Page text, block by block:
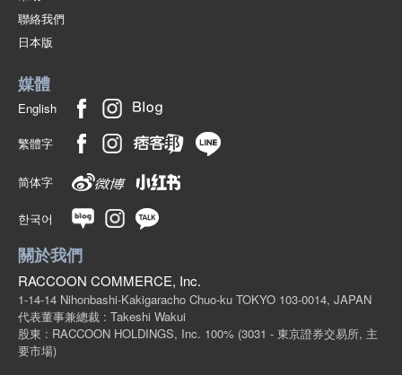
聯絡我們
日本版
媒體
English
繁體字
简体字
한국어
關於我們
RACCOON COMMERCE, Inc.
1-14-14 Nihonbashi-Kakigaracho Chuo-ku TOKYO 103-0014, JAPAN
代表董事兼總裁 : Takeshi Wakui
股東 : RACCOON HOLDINGS, Inc. 100% (3031 - 東京證券交易所, 主
要市場)